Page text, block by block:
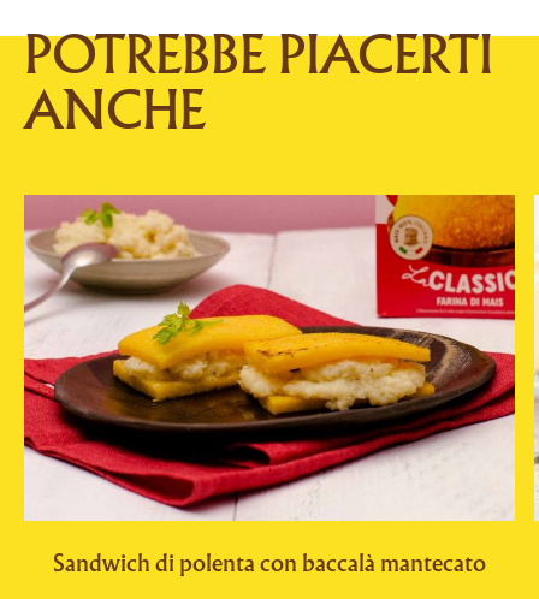
POTREBBE PIACERTI
ANCHE
Sandwich di polenta con baccalà mantecato